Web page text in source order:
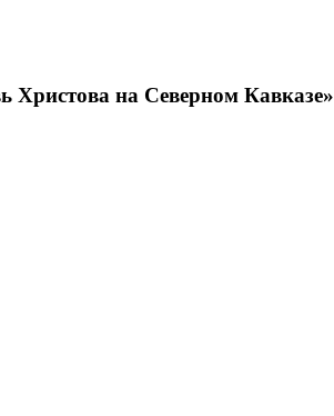
Христова на Северном Кавказе»